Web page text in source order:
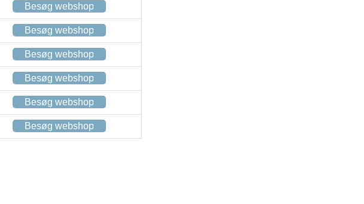
Besøg webshop
Besøg webshop
Besøg webshop
Besøg webshop
Besøg webshop
Besøg webshop